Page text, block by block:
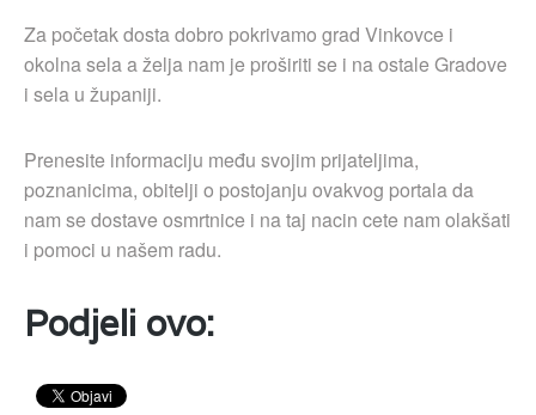
Za početak dosta dobro pokrivamo grad Vinkovce i
okolna sela a želja nam je proširiti se i na ostale Gradove
i sela u županiji.
Prenesite informaciju među svojim prijateljima,
poznanicima, obitelji o postojanju ovakvog portala da
nam se dostave osmrtnice i na taj nacin cete nam olakšati
i pomoci u našem radu.
Podjeli ovo: